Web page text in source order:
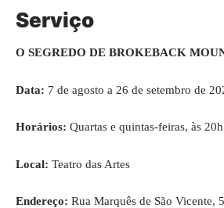
Serviço
O SEGREDO DE BROKEBACK
Data: 7 de agosto a 26 de setembro de
Horários: Quartas e quintas-feiras, às 20h
Local: Teatro das Artes
Endereço: Rua Marquês de São Vicente,